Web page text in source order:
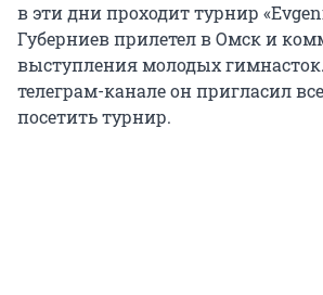
в эти дни проходит турнир
Губерниев прилетел в Омск и
выступления молодых
телеграм-канале он пригласил
посетить турнир.